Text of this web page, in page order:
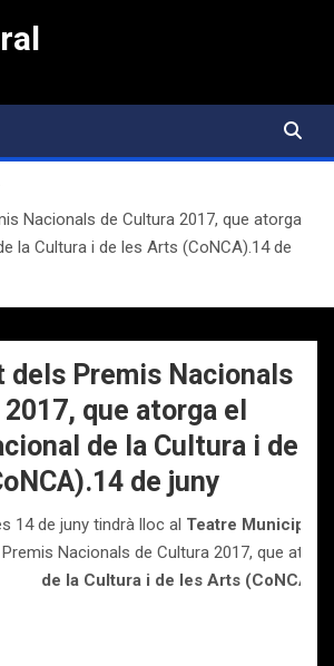
Nacionals de Cultura 2017, que atorga
la Cultura i de les Arts (CoNCA).14 de
dels Premis Nacionals
que atorga el
de la Cultura i de
de juny
14 de juny tindrà lloc al Teatre Municipal
Nacionals de Cultura 2017, que
de la Cultura i de les Arts (CoNCA)